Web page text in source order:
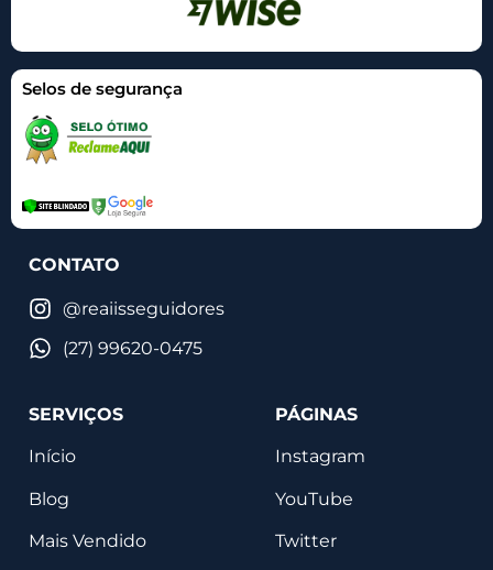
Selos de segurança
CONTATO
@reaiisseguidores
(27) 99620-0475
SERVIÇOS
Início
Blog
Mais Vendido
PÁGINAS
Instagram
YouTube
Twitter